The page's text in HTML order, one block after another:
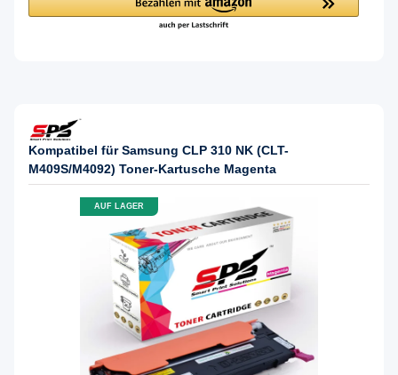
Kompatibel für Samsung CLP 310 NK (CLT-
M409S/M4092) Toner-Kartusche Magenta
AUF LAGER